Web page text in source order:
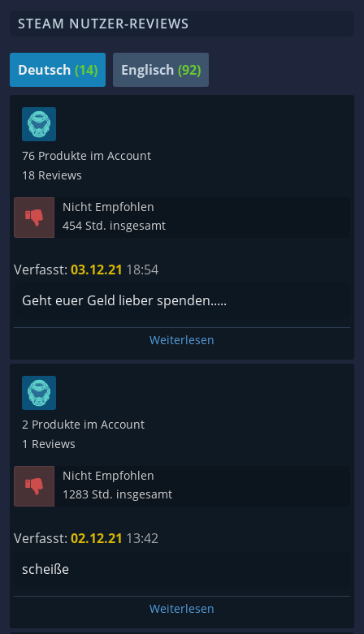
STEAM NUTZER-REVIEWS
Deutsch (14) Englisch (92)
76 Produkte im Account
18 Reviews
Nicht Empfohlen
454 Std. insgesamt
Verfasst: 03.12.21 18:54
Geht euer Geld lieber spenden.....
Weiterlesen
2 Produkte im Account
1 Reviews
Nicht Empfohlen
1283 Std. insgesamt
Verfasst: 02.12.21 13:42
scheiße
Weiterlesen